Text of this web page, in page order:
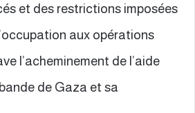
et des restrictions imposées
aux opérations
l’acheminement de l’aide
de Gaza et sa